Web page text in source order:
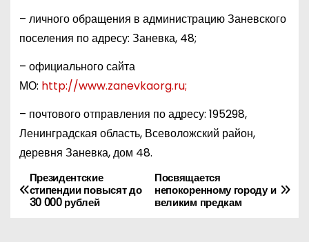
– личного обращения в администрацию Заневского
поселения по адресу: Заневка, 48;
– официального сайта
МО: http://www.zanevkaorg.ru;
– почтового отправления по адресу: 195298,
Ленинградская область, Всеволожский район,
деревня Заневка, дом 48.
Н
а
Посвящается
непокоренному городу и
великим предкам
Президентские
стипендии повысят до
30 000 рублей